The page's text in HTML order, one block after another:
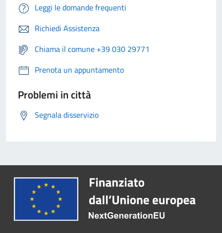
Leggi le domande frequenti
Richiedi Assistenza
Chiama il comune +39 030 29771
Prenota un appuntamento
Problemi in città
Segnala disservizio